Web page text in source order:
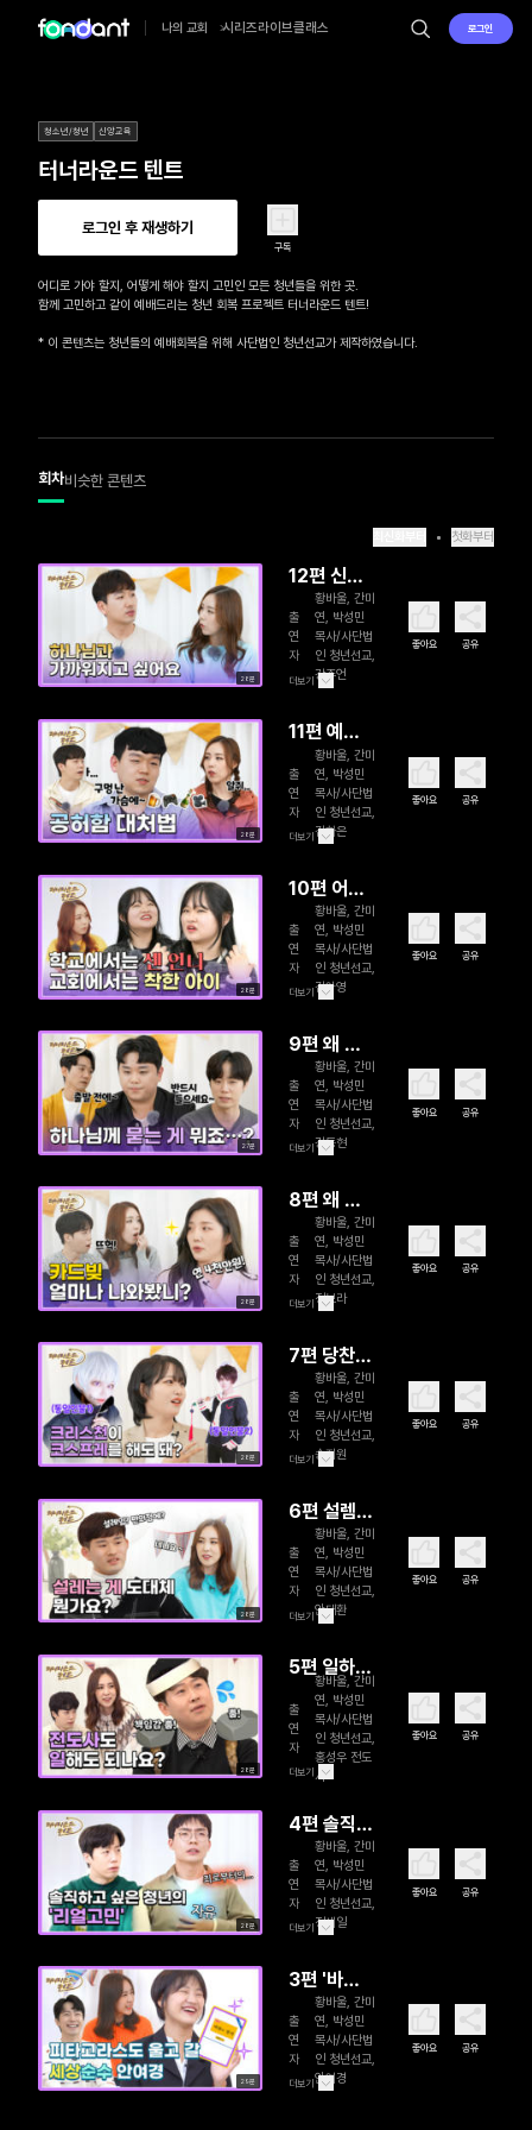
나의 교회 시리즈라이브클래스 로그인
청소년/청년 신앙교육
터너라운드 텐트
로그인 후 재생하기
구독
어디로 가야 할지, 어떻게 해야 할지 고민인 모든 청년들을 위한 곳.
함께 고민하고 같이 예배드리는 청년 회복 프로젝트 터너라운드 텐트!
* 이 콘텐츠는 청년들의 예배회복을 위해 사단법인 청년선교가 제작하였습니다.
회차비슷한 콘텐츠
첫화부터
28분
12편 신앙
과 현실의
차이를 느
낄 때 어떻
게 해야 할
까요 (완)
출
연
자
황바울, 간미
연, 박성민
목사/사단법
인 청년선교,
강주언
더보기
좋아요 공유
28분
11편 예배
가 왜 이렇
게 졸릴까
요
출
연
자
황바울, 간미
연, 박성민
목사/사단법
인 청년선교,
김하은
더보기
좋아요 공유
28분
10편 어려
운 상황이
있을 때 하
나님을 의
지하기가
쉽지 않아
출
연
자
황바울, 간미
연, 박성민
목사/사단법
인 청년선교,
김아영
더보기
좋아요 공유
27분
9편 왜 하
나님을 찾
는게 쉽지
않을까요?
출
연
자
황바울, 간미
연, 박성민
목사/사단법
인 청년선교,
강동현
더보기
좋아요 공유
28분
8편 왜 여
기 있어야
돼요?
출
연
자
황바울, 간미
연, 박성민
목사/사단법
인 청년선교,
정보라
더보기
좋아요 공유
28분
7편 당찬
금손 만화
같은 내 얼
굴
출
연
자
황바울, 간미
연, 박성민
목사/사단법
인 청년선교,
송지원
더보기
좋아요 공유
28분
6편 설렘을
알고 싶어
요
출
연
자
황바울, 간미
연, 박성민
목사/사단법
인 청년선교,
안태환
더보기
좋아요 공유
28분
5편 일하는
전도사
출
연
자
황바울, 간미
연, 박성민
목사/사단법
인 청년선교,
홍성우 전도
사
더보기
좋아요 공유
28분
4편 솔직하
고 싶은 청
년
출
연
자
황바울, 간미
연, 박성민
목사/사단법
인 청년선교,
정세일
더보기
좋아요 공유
29분
3편 '바
름'의 정석
출
연
자
황바울, 간미
연, 박성민
목사/사단법
인 청년선교,
안여경
더보기
좋아요 공유